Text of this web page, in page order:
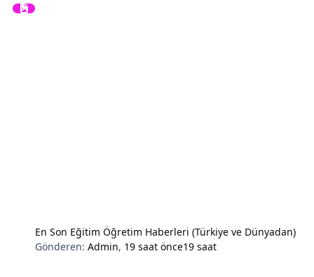
En Son Eğitim Öğretim Haberleri (Türkiye ve Dünyadan)
Gönderen:Admin, 19 saat önce19 saat